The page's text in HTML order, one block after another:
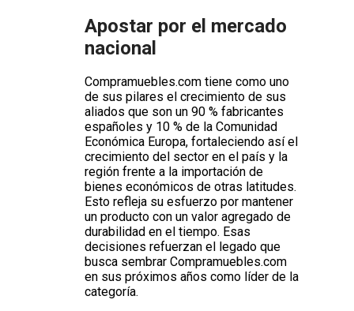
Apostar por el mercado
nacional
Compramuebles.com tiene como uno
de sus pilares el crecimiento de sus
aliados que son un 90 % fabricantes
españoles y 10 % de la Comunidad
Económica Europa, fortaleciendo así el
crecimiento del sector en el país y la
región frente a la importación de
bienes económicos de otras latitudes.
Esto refleja su esfuerzo por mantener
un producto con un valor agregado de
durabilidad en el tiempo. Esas
decisiones refuerzan el legado que
busca sembrar Compramuebles.com
en sus próximos años como líder de la
categoría.